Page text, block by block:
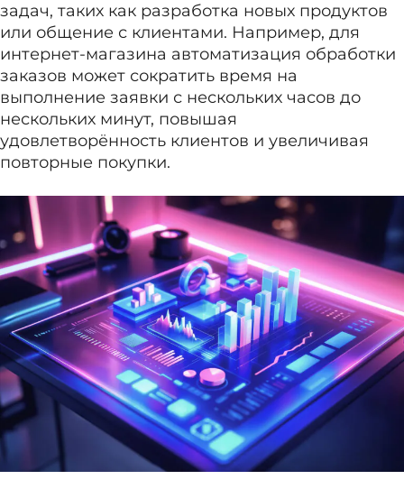
задач, таких как разработка новых продуктов
или общение с клиентами. Например, для
интернет-магазина автоматизация обработки
заказов может сократить время на
выполнение заявки с нескольких часов до
нескольких минут, повышая
удовлетворённость клиентов и увеличивая
повторные покупки.